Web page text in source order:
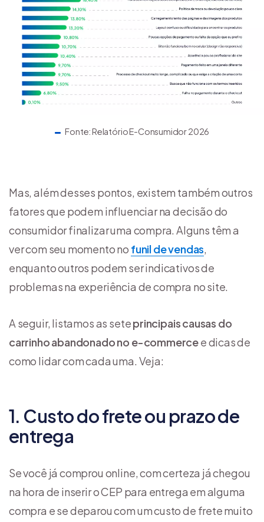
Fonte: Relatório E-Consumidor 2026
Mas, além desses pontos, existem também outros
fatores que podem influenciar na decisão do
consumidor finalizar uma compra. Alguns têm a
ver com seu momento no funil de vendas,
enquanto outros podem ser indicativos de
problemas na experiência de compra no site.
A seguir, listamos as seteprincipais causas do
carrinho abandonado no e-commercee dicas de
como lidar com cada uma. Veja:
1. Custo do frete ou prazo de
entrega
Se você já comprou online, com certeza já chegou
na hora de inserir o CEP para entrega em alguma
compra e se deparou com um custo de frete muito